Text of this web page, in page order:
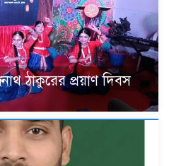
ঠাকুরের প্রয়াণ দিবস